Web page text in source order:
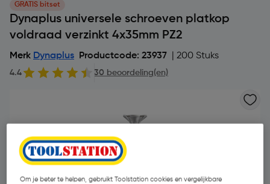
GRATIS bitset
Dynaplus universele schroeven platkop
voldraad verzinkt 4x35mm PZ2
Merk Dynaplus Productcode: 23937 | 200 Stuks
4.4 30 beoordeling(en)
Om je beter te helpen, gebruikt Toolstation cookies en vergelijkbare